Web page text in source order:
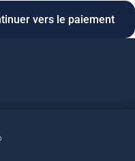
vers le paiement